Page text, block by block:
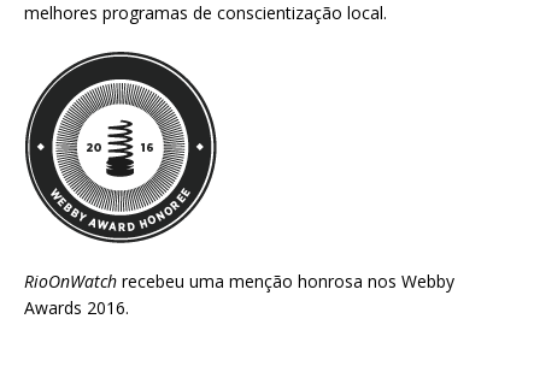
melhores programas de conscientização local.
RioOnWatch recebeu uma menção honrosa nos Webby
Awards 2016.